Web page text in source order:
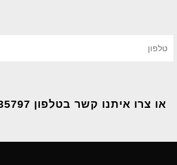
או צרו איתנו קשר בטלפון 054-4635797